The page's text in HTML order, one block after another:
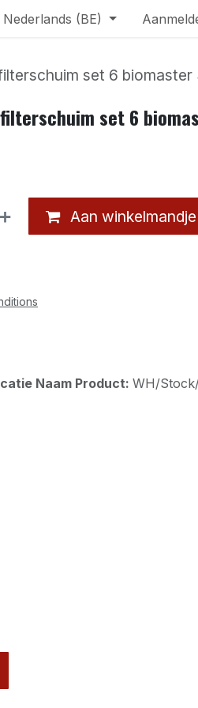
Nederlands (BE)
set 6 biomaster
set 6
Aan
Naam Product: WH/